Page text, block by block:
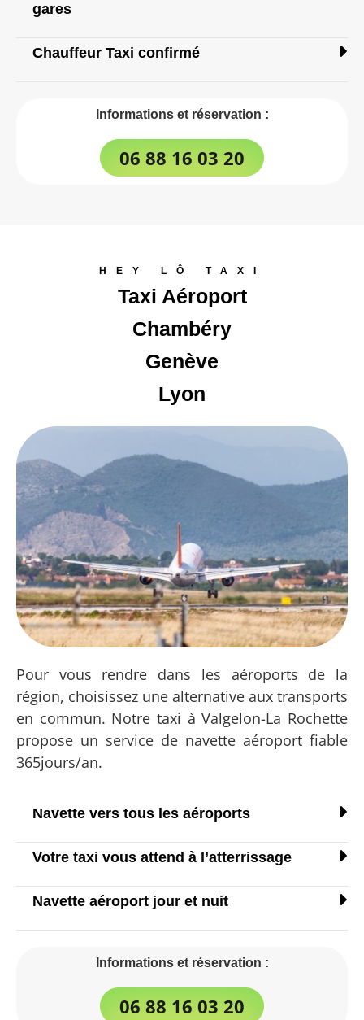
gares
Chauffeur Taxi confirmé
Informations et réservation :
06 88 16 03 20
HEY LÔ TAXI
Taxi Aéroport
Chambéry
Genève
Lyon
Pour vous rendre dans les aéroports de la
région, choisissez une alternative aux transports
en commun. Notre taxi à Valgelon-La Rochette
propose un service de navette aéroport fiable
365jours/an.
Navette vers tous les aéroports
Votre taxi vous attend à l’atterrissage
Navette aéroport jour et nuit
Informations et réservation :
06 88 16 03 20